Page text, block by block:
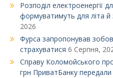
Розподіл електроенергії
формуватимуть для літа
2026
Фурса запропонував
страхуватися 6 Серпня,
Справу Коломойського
грн ПриватБанку передали